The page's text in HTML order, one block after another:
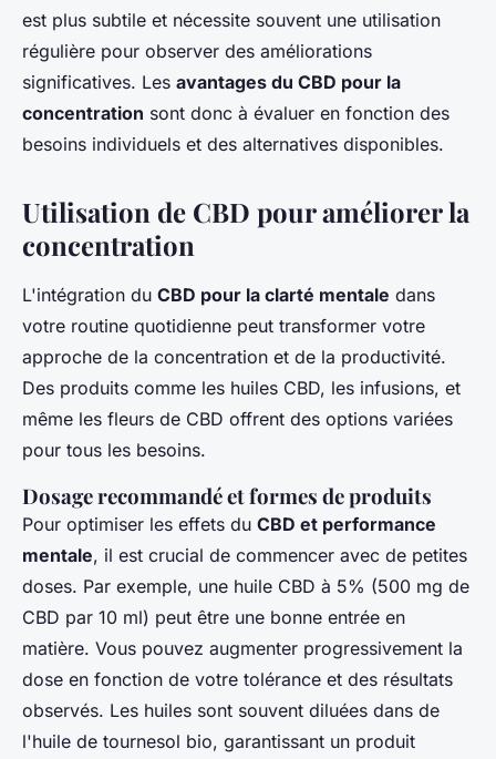
est plus subtile et nécessite souvent une utilisation
régulière pour observer des améliorations
significatives. Les avantages du CBD pour la
concentration sont donc à évaluer en fonction des
besoins individuels et des alternatives disponibles.
Utilisation de CBD pour améliorer la
concentration
L'intégration du CBD pour la clarté mentale dans
votre routine quotidienne peut transformer votre
approche de la concentration et de la productivité.
Des produits comme les huiles CBD, les infusions, et
même les fleurs de CBD offrent des options variées
pour tous les besoins.
Dosage recommandé et formes de produits
Pour optimiser les effets du CBD et performance
mentale, il est crucial de commencer avec de petites
doses. Par exemple, une huile CBD à 5% (500 mg de
CBD par 10 ml) peut être une bonne entrée en
matière. Vous pouvez augmenter progressivement la
dose en fonction de votre tolérance et des résultats
observés. Les huiles sont souvent diluées dans de
l'huile de tournesol bio, garantissant un produit